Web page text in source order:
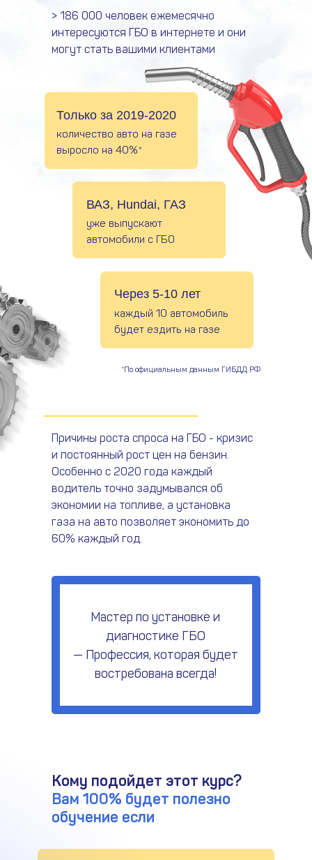
> 186 000 человек ежемесячно
интересуются ГБО в интернете и они
могут стать вашими клиентами
Причины роста спроса на ГБО - кризис
и постоянный рост цен на бензин.
Особенно с 2020 года каждый
водитель точно задумывался об
экономии на топливе, а установка
газа на авто позволяет экономить до
60% каждый год.
Только за 2019-2020
количество авто на газе
выросло на 40%*
ВАЗ, Hundai, ГАЗ
уже выпускают
автомобили с ГБО
Через 5-10 лет
каждый 10 автомобиль
будет ездить на газе
*По официальным данным ГИБДД РФ
Мастер по установке и
диагностике ГБО
— Профессия, которая будет
востребована всегда!
Кому подойдет этот курс?
Вам 100% будет полезно
обучение если